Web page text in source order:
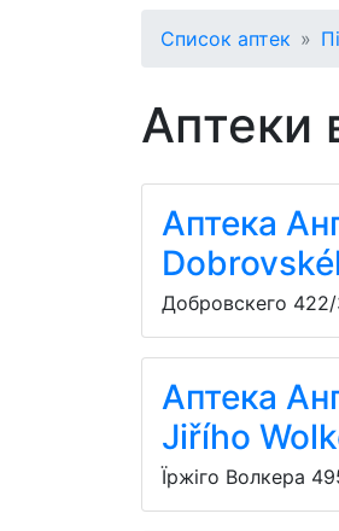
Список аптек
Аптеки
Аптека
Добровскего
Аптека
Jiřího
Їржіго Волкера